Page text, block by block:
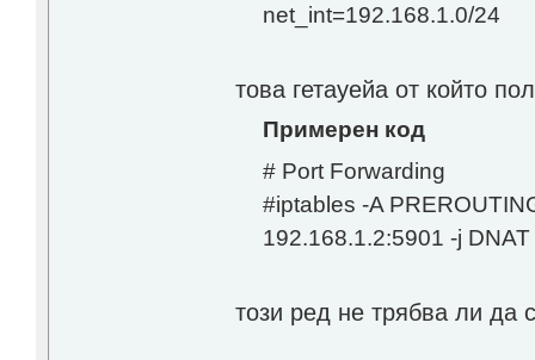
net_int=192.168.1.0/24
това гетауейа от който
Примерен код
# Port Forwarding
#iptables -A
192.168.1.2:5901 -j DNAT
този ред не трябва ли